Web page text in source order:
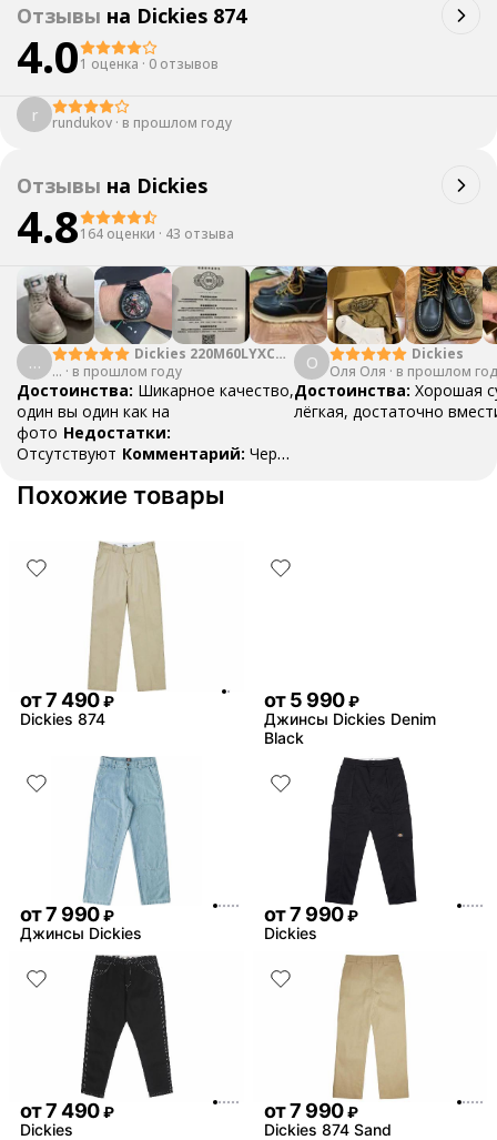
Отзывы на Dickies 874
4.01 оценка · 0 отзывов
r rundukov · в прошлом году
Отзывы на Dickies
4.8164 оценки · 43 отзыва
…
Dickies 220M60LYXCL-
469
… · в прошлом году
Достоинства: Шикарное качество,
один вы один как на
фото Недостатки:
Отсутствуют Комментарий: Через
через этот сервис
О
Dickies
Оля Оля · в прошлом
Достоинства: Хорошая
лёгкая, достаточно
Похожие товары
от7 490 ₽
Dickies 874
от5 990 ₽
Джинсы Dickies Denim
Black
от7 990 ₽
Джинсы Dickies
от7 990 ₽
Dickies
от7 490 ₽
Dickies
от7 990 ₽
Dickies 874 Sand